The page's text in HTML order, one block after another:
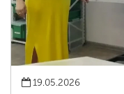
19.05.2026